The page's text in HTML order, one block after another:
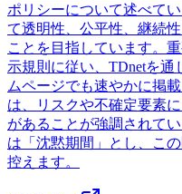
ポリシーについて述べて
て透明性、公平性、継続
ことを目指しています。
示規則に従い、TDnetを
ムページでも速やかに掲
は、リスクや不確定要素
があることが強調されて
は「沈黙期間」とし、こ
控えます。